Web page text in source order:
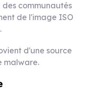
des communautés
de l'image ISO
d'une source
malware.